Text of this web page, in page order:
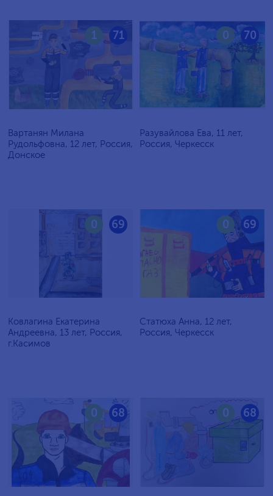
71
1
Вартанян Милана
Рудольфовна, 12 лет, Россия,
Донское
70
0
Разувайлова Ева, 11 лет,
Россия, Черкесск
69
0
Ковлагина Екатерина
Андреевна, 13 лет, Россия,
г.Касимов
69
0
Статюха Анна, 12 лет,
Россия, Черкесск
68
0 68
0